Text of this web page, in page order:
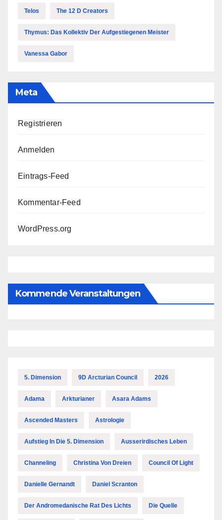
Telos The 12 D Creators
Thymus: Das Kollektiv Der Aufgestiegenen Meister
Vanessa Gabor
Meta
Registrieren
Anmelden
Eintrags-Feed
Kommentar-Feed
WordPress.org
Kommende Veranstaltungen
5. Dimension 9D Arcturian Council 2026
Adama Arkturianer Asara Adams
Ascended Masters Astrologie
Aufstieg In Die 5. Dimension Ausserirdisches Leben
Channeling Christina Von Dreien Council Of Light
Danielle Gernandt Daniel Scranton
Der Andromedanische Rat Des Lichts Die Quelle